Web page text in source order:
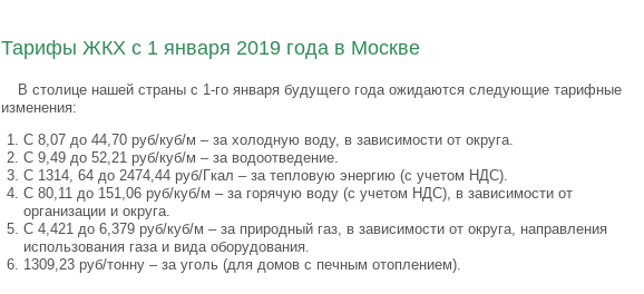
Тарифы ЖКХ с 1 января 2019 года в Москве
В столице нашей страны с 1-го января будущего года ожидаются следующие тарифные
изменения:
С 8,07 до 44,70 руб/куб/м – за холодную воду, в зависимости от округа.
С 9,49 до 52,21 руб/куб/м – за водоотведение.
С 1314, 64 до 2474,44 руб/Гкал – за тепловую энергию (с учетом НДС).
С 80,11 до 151,06 руб/куб/м – за горячую воду (с учетом НДС), в зависимости от
организации и округа.
С 4,421 до 6,379 руб/куб/м – за природный газ, в зависимости от округа, направления
использования газа и вида оборудования.
1309,23 руб/тонну – за уголь (для домов с печным отоплением).